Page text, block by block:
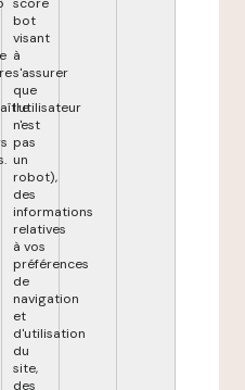
bot
visant
à
s'assurer
que
l'utilisateur
n'est
pas
un
robot),
des
informations
relatives
à vos
préférences
de
navigation
et
d'utilisation
du
site,
des